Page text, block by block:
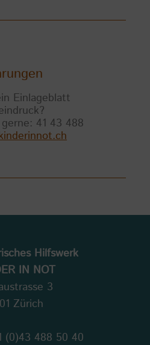
Einlageblatt
41 43 488
Hilfswerk
IN NOT
3
Zürich
(0)43 488 50 40